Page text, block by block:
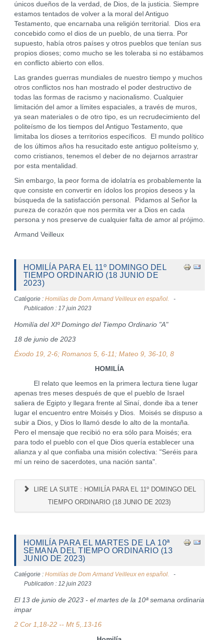
únicos dueños de la verdad, de Dios, de la justicia. Siempre
estamos tentados de volver a la moral del Antiguo
Testamento, que encarnaba una religión territorial. Dios era
concebido como el dios de un pueblo, de una tierra. Por
supuesto, había otros países y otros pueblos que tenían sus
propios dioses; como mucho se les toleraba si no estábamos
en conflicto abierto con ellos.
Las grandes guerras mundiales de nuestro tiempo y muchos
otros conflictos nos han mostrado el poder destructivo de
todas las formas de racismo y nacionalismo. Cualquier
limitación del amor a límites espaciales, a través de muros,
ya sean materiales o de otro tipo, es un recrudecimiento del
politeísmo de los tiempos del Antiguo Testamento, que
limitaba los dioses a territorios específicos. El mundo político
de los últimos años ha resucitado este antiguo politeísmo y,
como cristianos, tenemos el deber de no dejarnos arrastrar
por esta mentalidad.
Sin embargo, la peor forma de idolatría es probablemente la
que consiste en convertir en ídolos los propios deseos y la
búsqueda de la satisfacción personal. Pidamos al Señor la
pureza de corazón que nos permita ver a Dios en cada
persona y nos preserve de cualquier falta de amor al prójimo.
Armand Veilleux
HOMILÍA PARA EL 11º DOMINGO DEL
TIEMPO ORDINARIO (18 JUNIO DE
2023)
Catégorie : Homilías de Dom Armand Veilleux en español.
Publication : 17 juin 2023
Homilía del XIº Domingo del Tiempo Ordinario "A"
18 de junio de 2023
Éxodo 19, 2-6; Romanos 5, 6-11; Mateo 9, 36-10, 8
HOMILÍA
El relato que leemos en la primera lectura tiene lugar
apenas tres meses después de que el pueblo de Israel
saliera de Egipto y llegara frente al Sinaí, donde iba a tener
lugar el encuentro entre Moisés y Dios. Moisés se dispuso a
subir a Dios, y Dios lo llamó desde lo alto de la montaña.
Pero el mensaje que recibió no era sólo para Moisés; era
para todo el pueblo con el que Dios quería establecer una
alianza y al que confiaba una misión colectiva: "Seréis para
mí un reino de sacerdotes, una nación santa".
LIRE LA SUITE : HOMILÍA PARA EL 11º DOMINGO DEL
TIEMPO ORDINARIO (18 JUNIO DE 2023)
HOMILÍA PARA EL MARTES DE LA 10ª
SEMANA DEL TIEMPO ORDINARIO (13
JUNIO DE 2023)
Catégorie : Homilías de Dom Armand Veilleux en español.
Publication : 12 juin 2023
El 13 de junio de 2023 - el martes de la 10ª semana ordinaria
impar
2 Cor 1,18-22 -- Mt 5,.13-16